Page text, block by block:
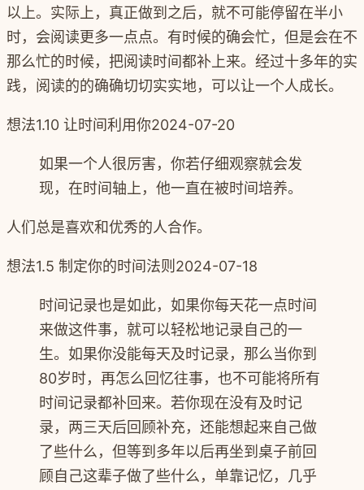
以上。 ​ ​实际上，真正做到之后，就不可能停留在半小
时，会阅读更多一点点。 ​ ​有时候的确会忙，但是会在不
那么忙的时候，把阅读时间都补上来。 ​ ​经过十多年的实
践，阅读的的确确切切实实地，可以让一个人成长。
想法1.10 让时间利用你2024-07-20
如果一个人很厉害，你若仔细观察就会发
现，在时间轴上，他一直在被时间培养。
人们总是喜欢和优秀的人合作。
想法1.5 制定你的时间法则 2024-07-18
时间记录也是如此，如果你每天花一点时间
来做这件事，就可以轻松地记录自己的一
生。如果你没能每天及时记录，那么当你到
80岁时，再怎么回忆往事，也不可能将所有
时间记录都补回来。若你现在没有及时记
录，两三天后回顾补充，还能想起来自己做
了些什么，但等到多年以后再坐到桌子前回
顾自己这辈子做了些什么，单靠记忆，几乎